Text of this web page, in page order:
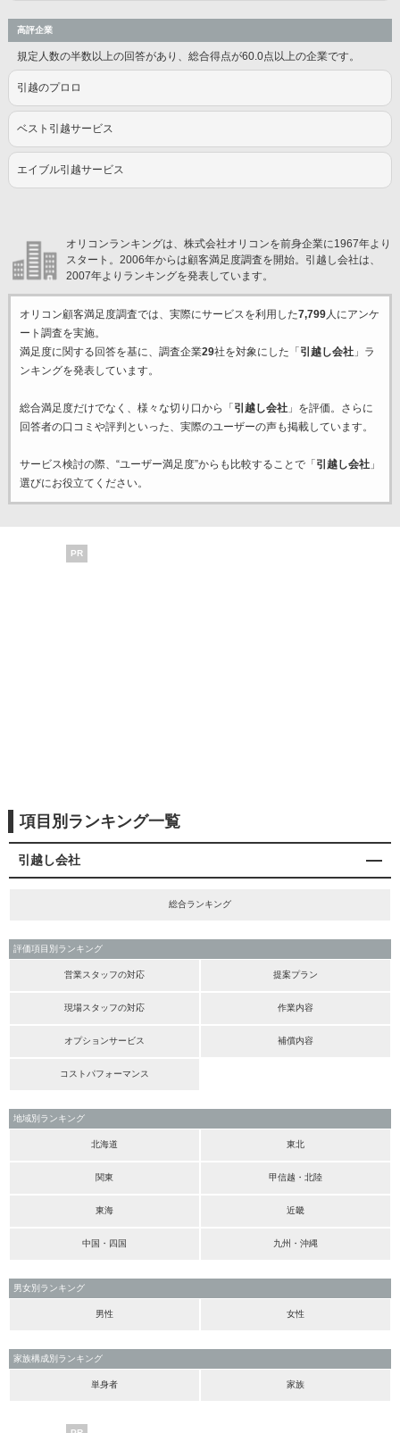
高評企業
規定人数の半数以上の回答があり、総合得点が60.0点以上の企業です。
引越のプロロ
ベスト引越サービス
エイブル引越サービス
オリコンランキングは、株式会社オリコンを前身企業に1967年より
スタート。2006年からは顧客満足度調査を開始。引越し会社は、
2007年よりランキングを発表しています。
オリコン顧客満足度調査では、実際にサービスを利用した7,799人にアンケ
ート調査を実施。
満足度に関する回答を基に、調査企業29社を対象にした「 引越し会社」ラ
ンキングを発表しています。
総合満足度だけでなく、様々な切り口から「 引越し会社」を評価。さらに
回答者の口コミや評判といった、実際のユーザーの声も掲載しています。
サービス検討の際、“ユーザー満足度”からも比較することで「 引越し会社」
選びにお役立てください。
PR
項目別ランキング一覧
引越し会社
総合ランキング
評価項目別ランキング
営業スタッフの対応 提案プラン
現場スタッフの対応 作業内容
オプションサービス 補償内容
コストパフォーマンス
地域別ランキング
北海道 東北
関東 甲信越・北陸
東海 近畿
中国・四国 九州・沖縄
男女別ランキング
男性 女性
家族構成別ランキング
単身者 家族